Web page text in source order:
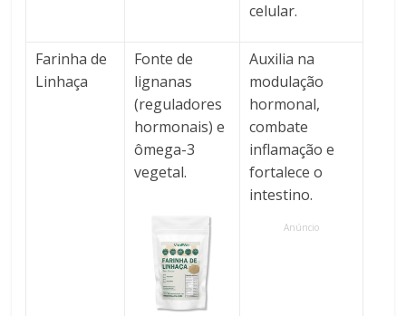
celular.
Farinha de
Linhaça
Fonte de
lignanas
(reguladores
hormonais) e
ômega-3
vegetal.
Auxilia na
modulação
hormonal,
combate
inflamação e
fortalece o
intestino.
Anúncio